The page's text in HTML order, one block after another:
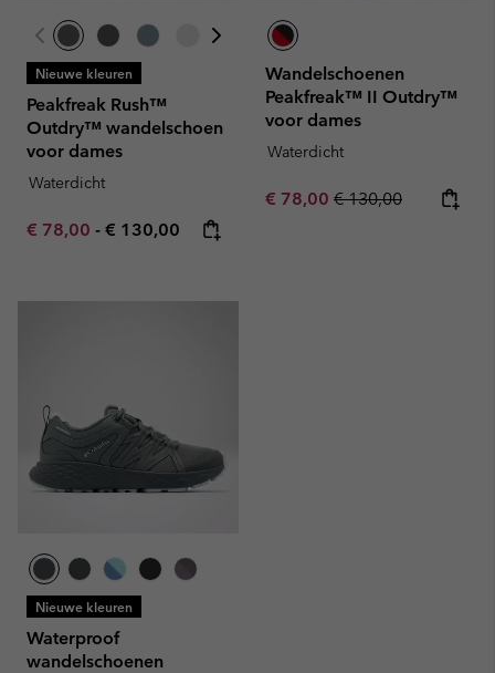
Nieuwe kleuren
Peakfreak Rush™
Outdry™ wandelschoen
voor dames
Waterdicht
Minimum sale price:
€ 78,00 - Maximum price:
€ 130,00
Wandelschoenen
Peakfreak™ II Outdry™
voor dames
Waterdicht
Sale price:
€ 78,00 Regular price:
€ 130,00
Nieuwe kleuren
Waterproof
wandelschoenen